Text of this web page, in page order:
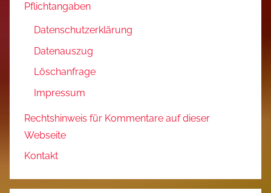
Pflichtangaben
Datenschutzerklärung
Datenauszug
Löschanfrage
Impressum
Rechtshinweis für Kommentare auf dieser
Webseite
Kontakt